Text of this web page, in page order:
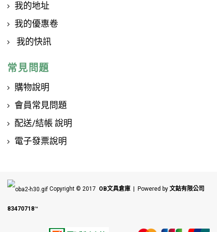
我的地址
我的優惠卷
我的快訊
常見問題
購物說明
會員常見問題
配送/結帳 說明
電子發票說明
Copyright © 2017 OB文具倉庫 | Powered by 文鈷有限公司
83470718™